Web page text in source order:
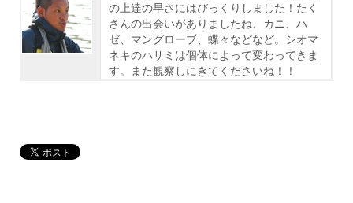
の上達の早さにはびっくりしました！たく
さんの出会いがありましたね、カニ、ハ
ゼ、マングローブ、蝶々などなど。シオマ
ネキのハサミは個体によって変わってきま
す。また観察しにきてくださいね！！